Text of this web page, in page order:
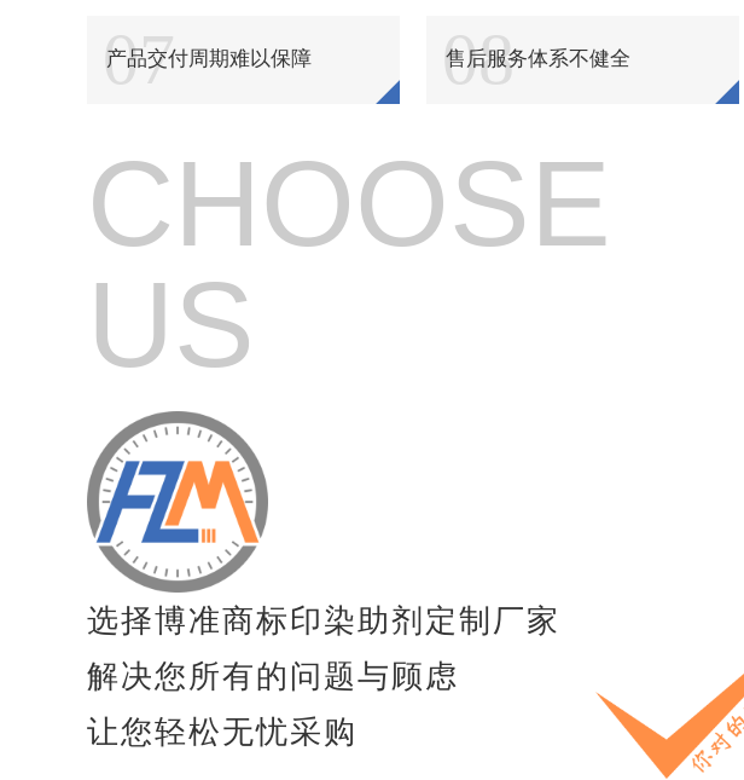
纺织品锦纶阻燃剂
纺织品抗热黄变剂
纺织品强力保护剂
纺织品高效起毛剂
纺织品起毛剂
纺织品亲水起毛剂
纺织品毛毯专用增稠剂
纺织品涂料粘合剂
纺织品防风剂
纺织品防沉淀分散剂
纺织品抗凝聚剂
纺织品速干剂
纺织品膨胀剂
07
产品交付周期难以保障 08
售后服务体系不健全
CHOOSE
US
选择博准商标印染助剂定制厂家
解决您所有的问题与顾虑
让您轻松无忧采购